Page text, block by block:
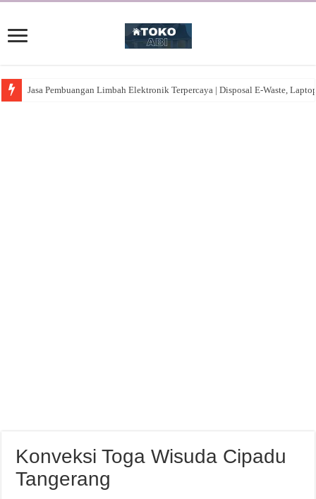
Jasa Pembuangan Limbah Elektronik Terpercaya | Disposal E-Waste,
Konveksi Toga Wisuda Cipadu
Tangerang